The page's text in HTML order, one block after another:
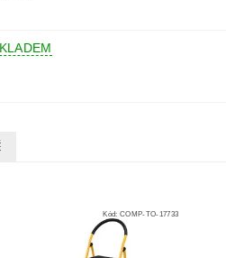
Kód: COMP-TO-17733